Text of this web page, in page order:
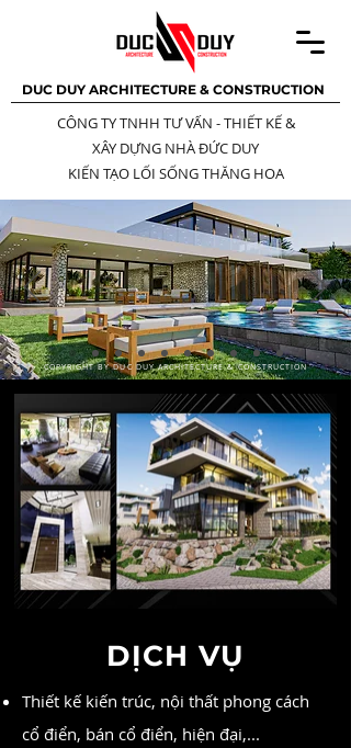
DUC DUY ARCHITECTURE & CONSTRUCTION
CÔNG TY TNHH TƯ VẤN - THIẾT KẾ&
XÂY DỰNG NHÀ ĐỨC DUY
KIẾN TẠO LỐI SỐNG THĂNG HOA
COPYRIGHT BY DUC DUY ARCHITECTURE & CONSTRUCTION
DỊCH VỤ
Thiết kế kiến trúc, nội thất phong cách
cổ điển, bán cổ điển, hiện đại,...